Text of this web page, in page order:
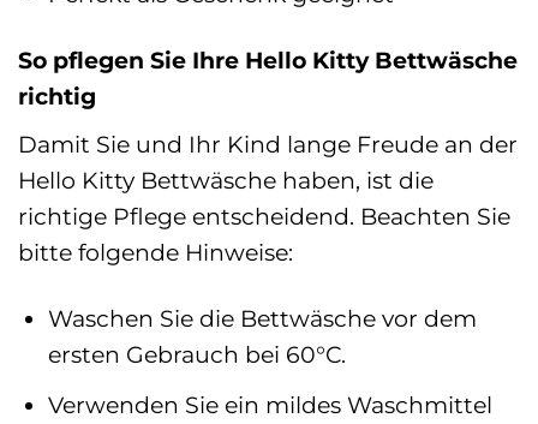
So pflegen Sie Ihre Hello Kitty Bettwäsche
richtig
Damit Sie und Ihr Kind lange Freude an der
Hello Kitty Bettwäsche haben, ist die
richtige Pflege entscheidend. Beachten Sie
bitte folgende Hinweise:
Waschen Sie die Bettwäsche vor dem
ersten Gebrauch bei 60°C.
Verwenden Sie ein mildes Waschmittel